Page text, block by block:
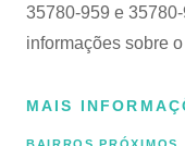
35780-959 e
informações sobre o
MAIS